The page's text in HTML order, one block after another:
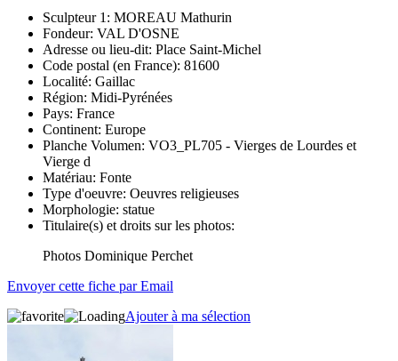
Sculpteur 1: MOREAU Mathurin
Fondeur: VAL D'OSNE
Adresse ou lieu-dit: Place Saint-Michel
Code postal (en France): 81600
Localité: Gaillac
Région: Midi-Pyrénées
Pays: France
Continent: Europe
Planche Volumen: VO3_PL705 - Vierges de Lourdes et
Vierge d
Matériau: Fonte
Type d'oeuvre: Oeuvres religieuses
Morphologie: statue
Titulaire(s) et droits sur les photos:
Photos Dominique Perchet
Envoyer cette fiche par Email
Ajouter à ma sélection